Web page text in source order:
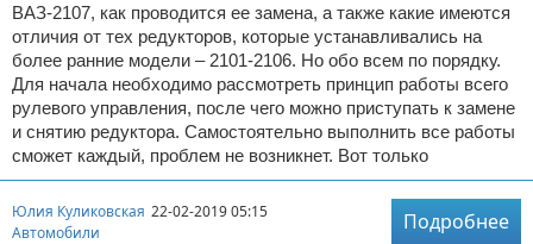
ВАЗ-2107, как проводится ее замена, а также какие имеются
отличия от тех редукторов, которые устанавливались на
более ранние модели – 2101-2106. Но обо всем по порядку.
Для начала необходимо рассмотреть принцип работы всего
рулевого управления, после чего можно приступать к замене
и снятию редуктора. Самостоятельно выполнить все работы
сможет каждый, проблем не возникнет. Вот только
Юлия Куликовская 22-02-2019 05:15
Автомобили
Подробнее